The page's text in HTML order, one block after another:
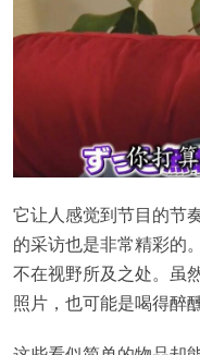
它让人感觉到节目的节
的采访也是非常精彩的
不在视野所及之处。虽
照片，也可能是喝得醉